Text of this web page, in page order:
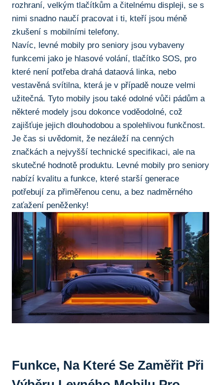
rozhraní, velkým ‌tlačítkům a čitelnému displeji, se s
nimi​ snadno naučí‍ pracovat i ti, kteří jsou méně
zkušení s mobilními telefony.
Navíc,‍ levné mobily pro seniory jsou vybaveny
funkcemi jako je hlasové volání, tlačítko SOS, pro
které není potřeba drahá dataová linka, nebo
vestavěná svítilna, která ⁣je v případě nouze velmi
užitečná. Tyto mobily jsou také odolné vůči pádům a
některé modely jsou⁤ dokonce voděodolné, což
zajišťuje jejich dlouhodobou a spolehlivou funkčnost.
Je čas si uvědomit, že nezáleží na cenných
značkách a nejvyšší technické specifikaci, ale na
skutečné hodnotě produktu. Levné mobily pro ⁣seniory
nabízí kvalitu a funkce, které starší⁢ generace⁢
potřebují za přiměřenou cenu, a‌ bez nadměrného
zaťažení peněženky!
Funkce, Na Které Se Zaměřit Při